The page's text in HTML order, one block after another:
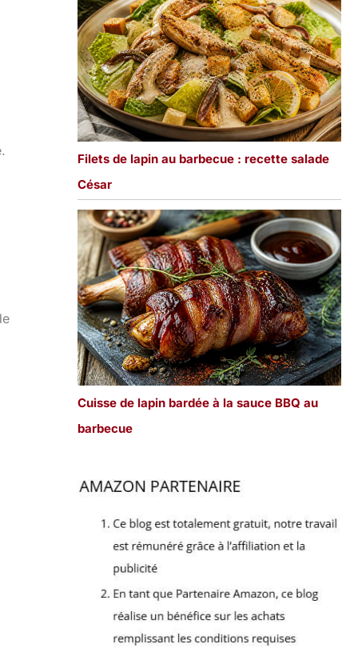
Filets de lapin au barbecue : recette salade
César
Cuisse de lapin bardée à la sauce BBQ au
barbecue